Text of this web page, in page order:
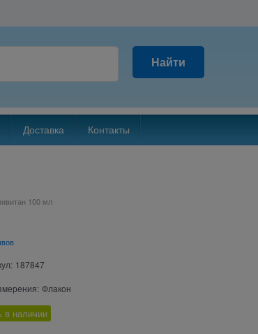
Найти
Доставка Контакты
100 мл
187847
Флакон
в наличии